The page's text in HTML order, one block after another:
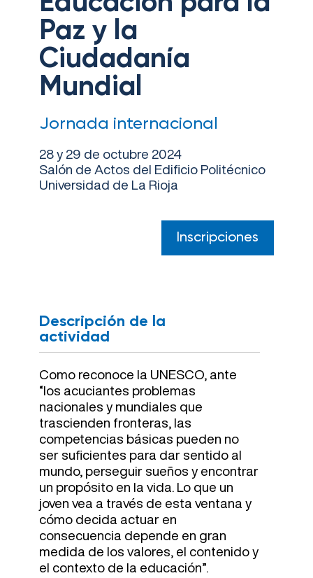
Paz y la
Ciudadanía
Mundial
Jornada internacional
28 y 29 de octubre 2024
Salón de Actos del Edificio Politécnico
Universidad de La Rioja
Inscripciones
Descripción de la
actividad
Como reconoce la UNESCO, ante
“los acuciantes problemas
nacionales y mundiales que
trascienden fronteras, las
competencias básicas pueden no
ser suficientes para dar sentido al
mundo, perseguir sueños y encontrar
un propósito en la vida. Lo que un
joven vea a través de esta ventana y
cómo decida actuar en
consecuencia depende en gran
medida de los valores, el contenido y
el contexto de la educación”.